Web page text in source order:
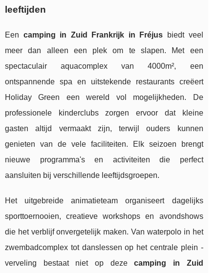
leeftijden
Een camping in Zuid Frankrijk in Fréjus biedt veel
meer dan alleen een plek om te slapen. Met een
spectaculair aquacomplex van 4000m², een
ontspannende spa en uitstekende restaurants creëert
Holiday Green een wereld vol mogelijkheden. De
professionele kinderclubs zorgen ervoor dat kleine
gasten altijd vermaakt zijn, terwijl ouders kunnen
genieten van de vele faciliteiten. Elk seizoen brengt
nieuwe programma's en activiteiten die perfect
aansluiten bij verschillende leeftijdsgroepen.
Het uitgebreide animatieteam organiseert dagelijks
sporttoernooien, creatieve workshops en avondshows
die het verblijf onvergetelijk maken. Van waterpolo in het
zwembadcomplex tot danslessen op het centrale plein -
verveling bestaat niet op dezecamping in Zuid